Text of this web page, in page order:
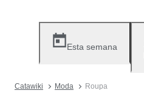
Esta semana
Catawiki Moda Roupa